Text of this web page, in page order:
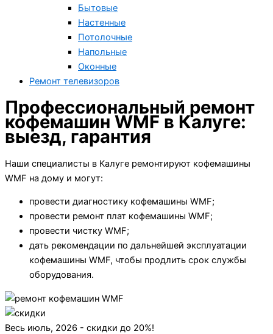
Бытовые
Настенные
Потолочные
Напольные
Оконные
Ремонт телевизоров
Профессиональный ремонт
кофемашин WMF в Калуге:
выезд, гарантия
Наши специалисты в Калуге ремонтируют кофемашины
WMF на дому и могут:
провести диагностику кофемашины WMF;
провести ремонт плат кофемашины WMF;
провести чистку WMF;
дать рекомендации по дальнейшей эксплуатации
кофемашины WMF, чтобы продлить срок службы
оборудования.
Весь июль, 2026 - скидки до 20%!